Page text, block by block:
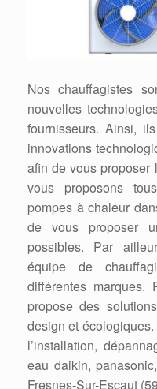
Nos chauffagistes
nouvelles
fournisseurs. Ainsi,
innovations
afin de vous proposer
vous proposons
pompes à chaleur
de vous proposer
possibles. Par
équipe de
différentes marques.
propose des
design et
l’installation,
eau daikin,
Fresnes-Sur-Escaut